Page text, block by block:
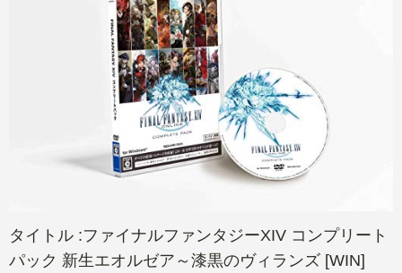
タイトル :ファイナルファンタジーXIV コンプリート
パック 新生エオルゼア～漆黒のヴィランズ [WIN]